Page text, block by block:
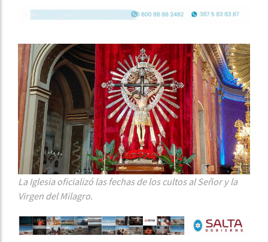
La Iglesia oficializó las fechas de los cultos al Señor y la
Virgen del Milagro.